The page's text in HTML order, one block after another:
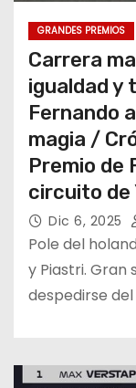
GRANDES PREMIOS
Carrera
igualdad y
Fernando
magia /
Premio de
circuito de
Dic 6, 2025
Pole del
y Piastri. Gran
despedirse del